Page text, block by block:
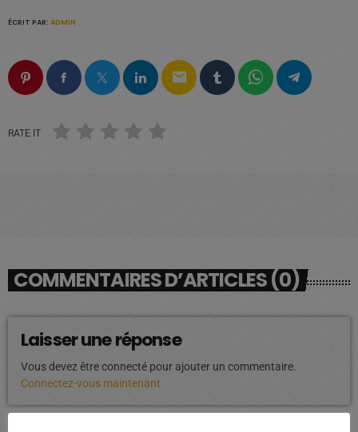
ÉCRIT PAR: ADMIN
email
RATE IT
COMMENTAIRES D’ARTICLES (0)
Laisser une réponse
Vous devez être connecté pour ajouter un commentaire.
Connectez-vous maintenant